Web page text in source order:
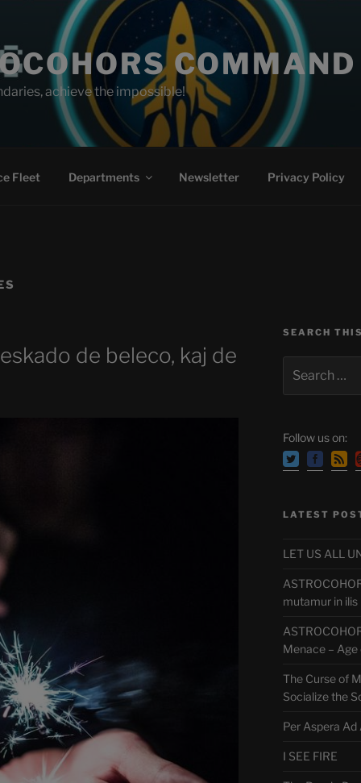
COMMAND
achieve the impossible!
Fleet Departments Newsletter Privacy Policy
de beleco, kaj de
SEARCH
for:
Follow us on:
LATEST
LET US ALL
mutamur in ilis
Menace – Age
The Curse of
Socialize the
Per Aspera Ad
I SEE FIRE